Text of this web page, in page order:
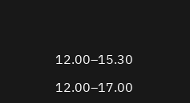
12.00–15.30
12.00–17.00